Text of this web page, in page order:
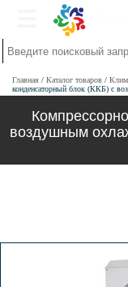
Главная Каталог товаров
конденсаторный блок (ККБ) с
воздушным